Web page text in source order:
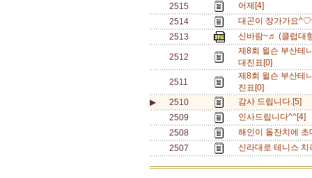
2515
어제[4]
2514
대곤이 장가가요
2513
신바람~♬ (클럽대
2512
제8회 윌슨 부산테
대진표[0]
2511
제8회 윌슨 부산테
진표[0]
▶
2510
감사 드립니다.[5]
2509
인사드립니다^^[4]
2508
해인이 돌잔치에
2507
신라대로 테니스